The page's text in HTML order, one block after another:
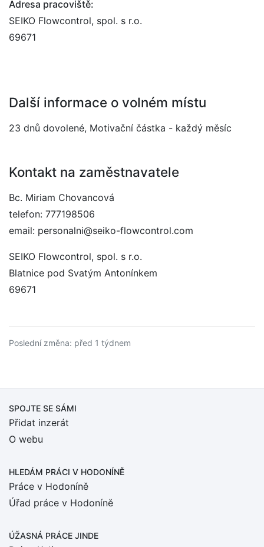
Adresa pracoviště:
SEIKO Flowcontrol, spol. s r.o.
69671
Další informace o volném místu
23 dnů dovolené, Motivační částka - každý měsíc
Kontakt na zaměstnavatele
Bc. Miriam Chovancová
telefon: 777198506
email: personalni@seiko-flowcontrol.com
SEIKO Flowcontrol, spol. s r.o.
Blatnice pod Svatým Antonínkem
69671
Poslední změna: před 1 týdnem
SPOJTE SE SÁMI
Přidat inzerát
O webu
HLEDÁM PRÁCI V HODONÍNĚ
Práce v Hodoníně
Úřad práce v Hodoníně
ÚŽASNÁ PRÁCE JINDE